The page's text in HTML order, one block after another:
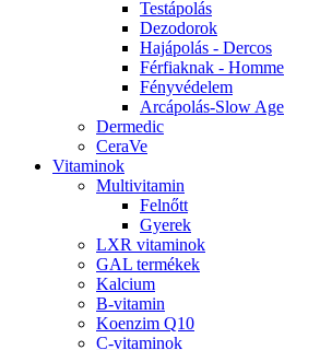
Testápolás
Dezodorok
Hajápolás - Dercos
Férfiaknak - Homme
Fényvédelem
Arcápolás-Slow Age
Dermedic
CeraVe
Vitaminok
Multivitamin
Felnőtt
Gyerek
LXR vitaminok
GAL termékek
Kalcium
B-vitamin
Koenzim Q10
C-vitaminok